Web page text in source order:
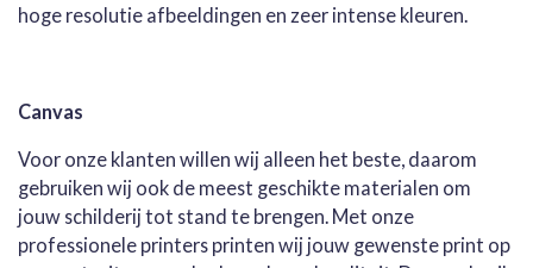
hoge resolutie afbeeldingen en zeer intense kleuren.
Canvas
Voor onze klanten willen wij alleen het beste, daarom
gebruiken wij ook de meest geschikte materialen om
jouw schilderij tot stand te brengen. Met onze
professionele printers printen wij jouw gewenste print op